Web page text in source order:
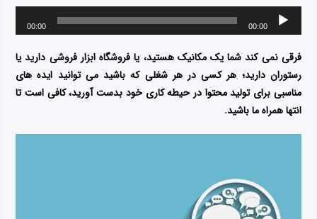
00:00
00:00
فرقی نمی کند شما یک مکانیک هستید، یا فروشگاه ابزار فروشی دارید یا
رستوران دارید؛ هر کسی در هر شغلی که باشید می توانید ایده های
مناسبی برای تولید محتوا در حیطه کاری خود بدست آورید، کافی است تا
انتها همراه ما باشید.